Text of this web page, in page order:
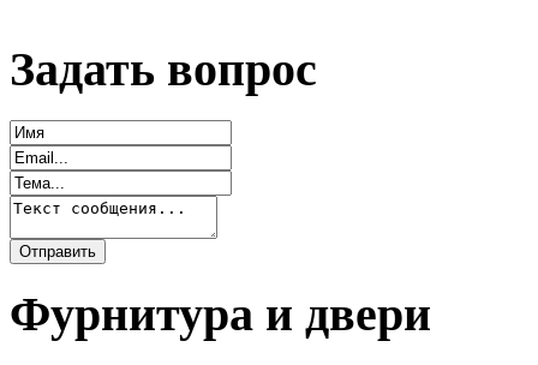
Задать вопрос
Фурнитура и двери